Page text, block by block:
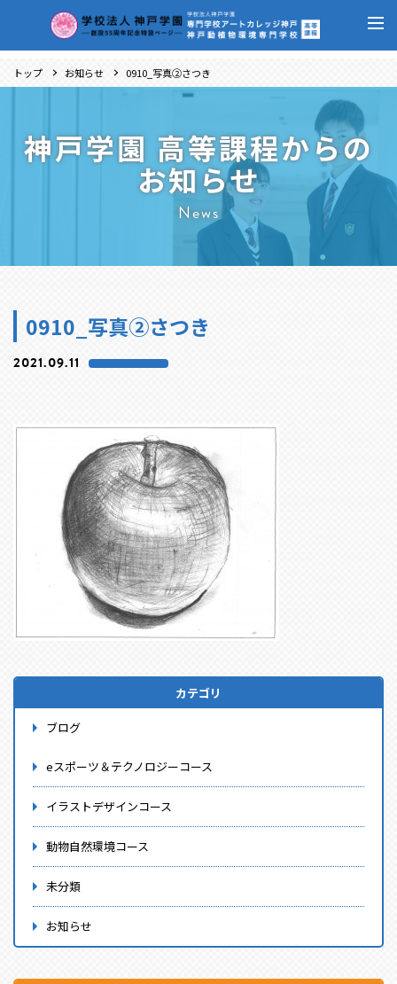
トップ お知らせ 0910_写真②さつき
神戸学園 高等課程からの
お知らせ
News
0910_写真②さつき
2021.09.11
カテゴリ
ブログ
eスポーツ＆テクノロジーコース
イラストデザインコース
動物自然環境コース
未分類
お知らせ